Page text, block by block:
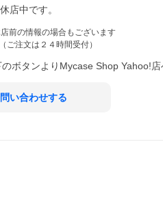
店中です。
前の情報の場合もございます
ご注文は２４時間受付）
ボタンより Mycase Shop Yahoo!店
い合わせする